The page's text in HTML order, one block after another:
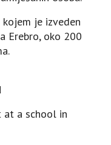
je izveden
Erebro, oko 200
a school in